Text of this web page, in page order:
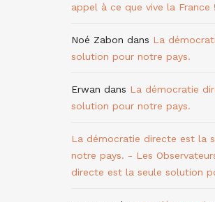
appel à ce que vive la France !
Noé Zabon dans La
solution pour notre pays.
Erwan dans La démocratie
solution pour notre pays.
La démocratie directe est la
notre pays. - Les
directe est la seule solution